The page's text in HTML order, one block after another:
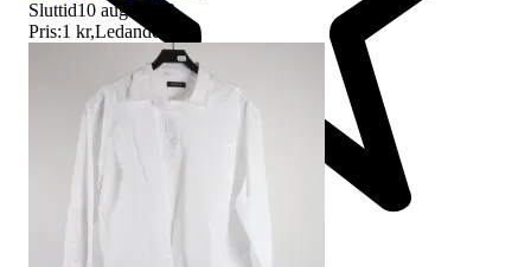
Sluttid10 aug 18:22.
Pris:1 kr,Ledande bud